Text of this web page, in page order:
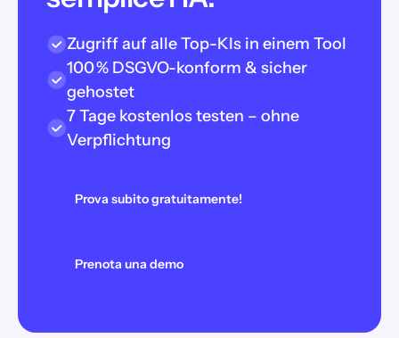
Zugriff auf alle Top-KIs in einem Tool
100 % DSGVO-konform & sicher
gehostet
7 Tage kostenlos testen – ohne
Verpflichtung
Prova subito gratuitamente!
Prenota una demo